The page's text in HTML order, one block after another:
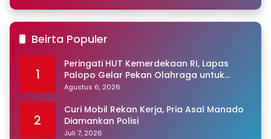
Beirta Populer
1
Peringati HUT Kemerdekaan RI, Lapas
Palopo Gelar Pekan Olahraga untuk
Warga Binaan
Agustus 6, 2026
2
Curi Mobil Rekan Kerja, Pria Asal Manado
Diamankan Polisi
Juli 7, 2026